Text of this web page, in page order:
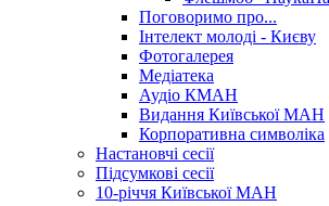
Поговоримо про...
Інтелект молоді - Києву
Фотогалерея
Медіатека
Аудіо КМАН
Видання Київської МАН
Корпоративна символіка
Настановчі сесії
Підсумкові сесії
10-річчя Київської МАН